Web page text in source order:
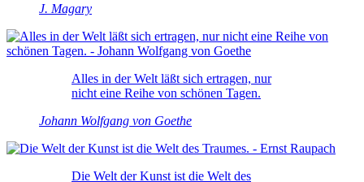
J. Magary
Alles in der Welt läßt sich ertragen, nur
nicht eine Reihe von schönen Tagen.
Johann Wolfgang von Goethe
Die Welt der Kunst ist die Welt des